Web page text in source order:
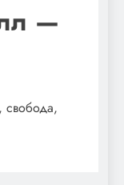
—
свобода,